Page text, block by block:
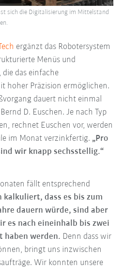
ergänzt das Robotersystem
Menüs und
das einfache
hoher Präzision ermöglichen.
dauert nicht einmal
D. Euschen. Je nach Typ
rechnet Euschen vor, werden
im Monat verzinkfertig. „Pro
wir knapp sechsstellig.“
sich die Digitalisierung im Mittelstand
fällt entsprechend
kalkuliert, dass es bis zum
dauern würde, sind aber
es nach eineinhalb bis zwei
haben werden. Denn dass wir
bringt uns inzwischen
Wir konnten unsere